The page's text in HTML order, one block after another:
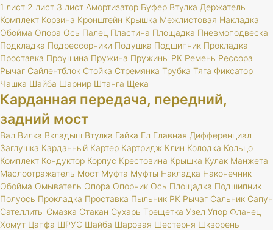
1 лист 2 лист 3 лист Амортизатор Буфер Втулка Держатель
Комплект Корзина Кронштейн Крышка Межлистовая Накладка
Обойма Опора Ось Палец Пластина Площадка Пневмоподвеска
Подкладка Подрессорники Подушка Подшипник Прокладка
Проставка Проушина Пружина Пружины РК Ремень Рессора
Рычаг Сайлентблок Стойка Стремянка Трубка Тяга Фиксатор
Чашка Шайба Шарнир Штанга Щека
Карданная передача, передний,
задний мост
Вал Вилка Вкладыш Втулка Гайка Гл Главная Дифференциал
Заглушка Карданный Картер Картридж Клин Колодка Кольцо
Комплект Кондуктор Корпус Крестовина Крышка Кулак Манжета
Маслоотражатель Мост Муфта Муфты Накладка Наконечник
Обойма Омыватель Опора Опорник Ось Площадка Подшипник
Полуось Прокладка Проставка Пыльник РК Рычаг Сальник Сапун
Сателлиты Смазка Стакан Сухарь Трещетка Узел Упор Фланец
Хомут Цапфа ШРУС Шайба Шаровая Шестерня Шкворень